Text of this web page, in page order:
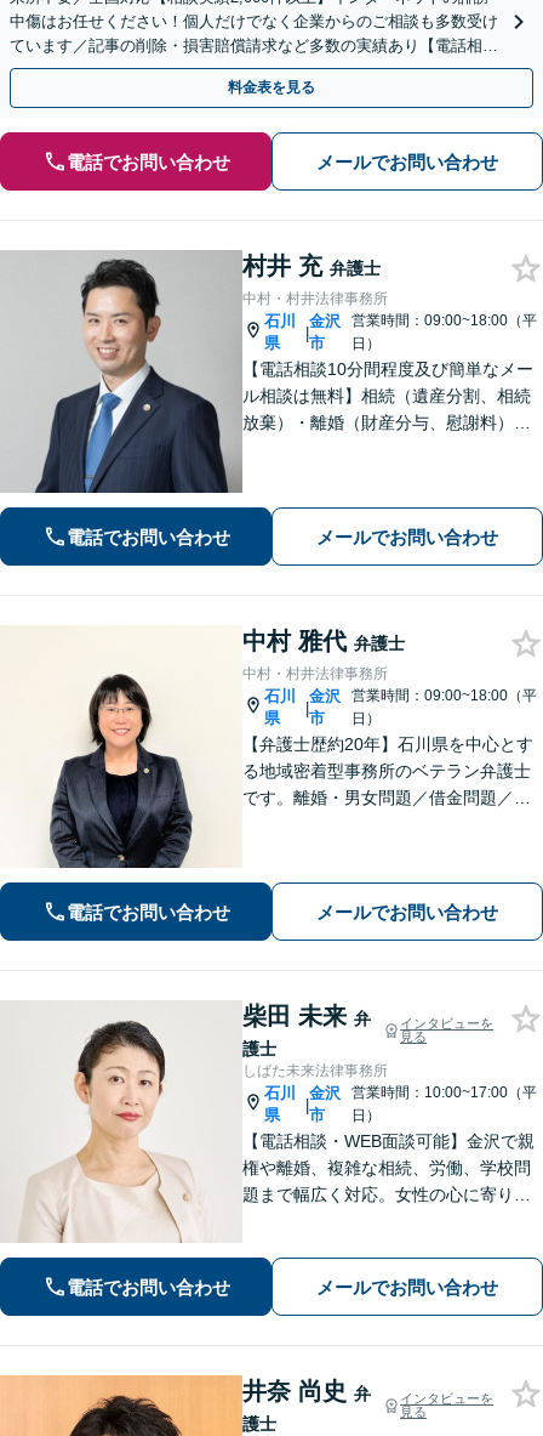
中傷はお任せください！個人だけでなく企業からのご相談も多数受け
ています／記事の削除・損害賠償請求など多数の実績あり【電話相談
可】【初回相談無料】【夜間休日面談可】
料金表を見る
電話でお問い合わせ メールでお問い合わせ
村井 充 弁護士
中村・村井法律事務所
石川
県
|
金沢
市
営業時間：09:00~18:00（平
日）
【電話相談10分間程度及び簡単なメー
ル相談は無料】相続（遺産分割、相続
放棄）・離婚（財産分与、慰謝料）・
やすい言葉での説明を心がけていま
す。
電話でお問い合わせ メールでお問い合わせ
中村 雅代 弁護士
中村・村井法律事務所
石川
県
|
金沢
市
営業時間：09:00~18:00（平
日）
【弁護士歴約20年】石川県を中心とす
る地域密着型事務所のベテラン弁護士
です。離婚・男女問題／借金問題／刑
電話でお問い合わせ メールでお問い合わせ
柴田 未来 弁
護士
インタビューを
見る
しばた未来法律事務所
石川
県
|
金沢
市
営業時間：10:00~17:00（平
日）
【電話相談・WEB面談可能】金沢で親
権や離婚、複雑な相続、労働、学校問
題まで幅広く対応。女性の心に寄り添
力でサポートします。お子様連れも歓
迎。まずはじっくりとお話をお聞かせ
電話でお問い合わせ メールでお問い合わせ
井奈 尚史 弁
護士
インタビューを
見る